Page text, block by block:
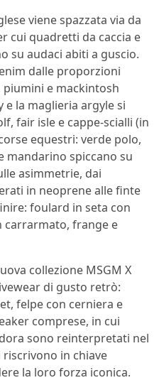
viene spazzata via da
cui quadretti da caccia e
su audaci abiti a guscio.
dalle proporzioni
e mackintosh
la maglieria argyle si
fair isle e cappe-scialli (in
equestri: verde polo,
mandarino spiccano su
asimmetrie, dai
in neoprene alle finte
foulard in seta con
carrarmato, frange e
collezione MSGM X
di gusto retrò:
felpe con cerniera e
comprese, in cui
sono reinterpretati nel
riscrivono in chiave
la loro forza iconica.